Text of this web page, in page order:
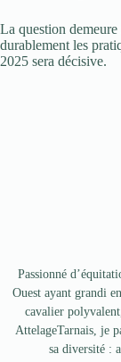
La question
durablement les
2025 sera décisive.
Passionné
Ouest ayant grandi
cavalier
AttelageTarnais, je
sa diversité :